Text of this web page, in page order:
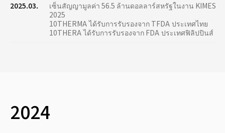
2025.03.
เซ็นสัญญามูลค่า 56.5 ล้านดอลลาร์สหรัฐในงาน KIMES
2025
10THERMA ได้รับการรับรองจาก TFDA ประเทศไทย
10THERA ได้รับการรับรองจาก FDA ประเทศฟิลิปปินส์
2024